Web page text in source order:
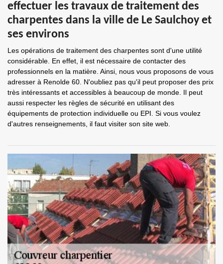
effectuer les travaux de traitement des
charpentes dans la ville de Le Saulchoy et
ses environs
Les opérations de traitement des charpentes sont d'une utilité
considérable. En effet, il est nécessaire de contacter des
professionnels en la matière. Ainsi, nous vous proposons de vous
adresser à Renolde 60. N'oubliez pas qu'il peut proposer des prix
très intéressants et accessibles à beaucoup de monde. Il peut
aussi respecter les règles de sécurité en utilisant des
équipements de protection individuelle ou EPI. Si vous voulez
d'autres renseignements, il faut visiter son site web.